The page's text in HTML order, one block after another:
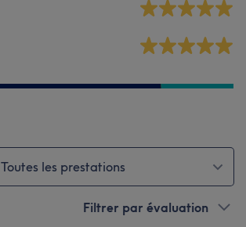
Toutes les prestations
Filtrer par évaluation